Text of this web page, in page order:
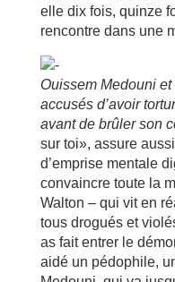
elle dix fois, quinze
rencontre dans une
Ouissem Medouni
accusés d’avoir
avant de brûler son
sur toi», assure
d’emprise mentale
convaincre toute la
Walton – qui vit en
tous drogués et
as fait entrer le
aidé un pédophile,